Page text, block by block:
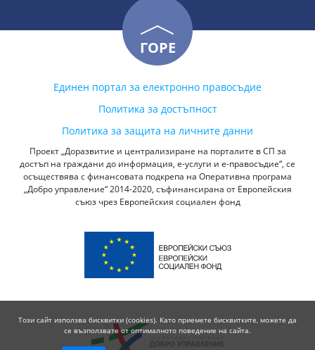
ГОРЕ
Единен портал за електронно правосъдие
Политика за достъпност
Политика за защита на личните данни
Проект „Доразвитие и централизиране на порталите в СП за
достъп на граждани до информация, е-услуги и е-правосъдие“, се
осъществява с финансовата подкрепа на Оперативна програма
„Добро управление“ 2014-2020, съфинансирана от Европейския
съюз чрез Европейския социален фонд
Този сайт използва бисквитки (cookies). Като приемете бисквитките, можете да
се възползвате от оптималното поведение на сайта.